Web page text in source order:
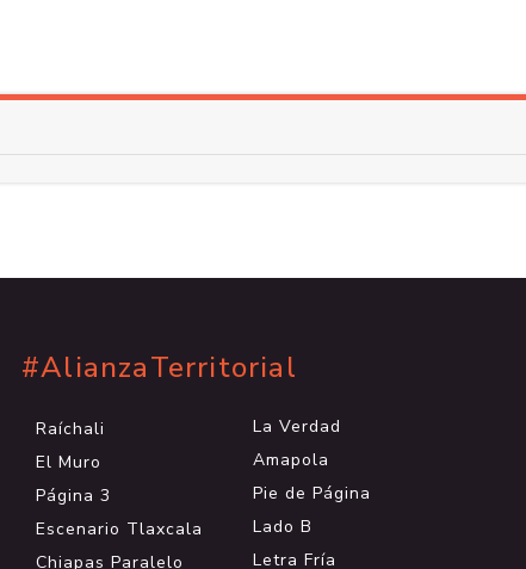
#AlianzaTerritorial
Raíchali
El Muro
Página 3
Escenario Tlaxcala
Chiapas Paralelo
.
La Verdad
Amapola
Pie de Página
Lado B
Letra Fría